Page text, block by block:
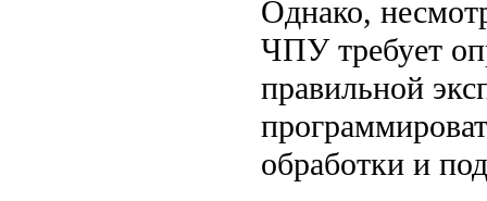
Однако,
ЧПУ требует
правильной
обработки и